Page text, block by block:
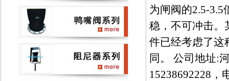
为闸阀的2.5-
稳，不可冲击。
件已经考虑了这
同。 公司地址:
15238692228，